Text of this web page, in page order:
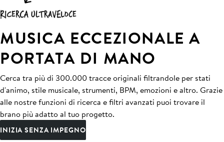
MUSICA ECCEZIONALE A
PORTATA DI MANO
Cerca tra più di 300.000 tracce originali filtrandole per stati
d'animo, stile musicale, strumenti, BPM, emozioni e altro. Grazie
alle nostre funzioni di ricerca e filtri avanzati puoi trovare il
brano più adatto al tuo progetto.
INIZIA SENZA IMPEGNO